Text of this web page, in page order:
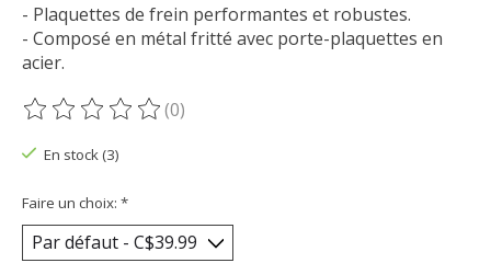
- Plaquettes de frein performantes et robustes.
- Composé en métal fritté avec porte-plaquettes en
acier.
Ce produit est évalué à
(0)
En stock (3)
Faire un choix: *